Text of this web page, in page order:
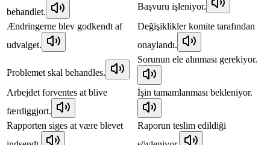
behandlet.
Başvuru işleniyor.
Ændringerne blev godkendt af
udvalget.
Değişiklikler komite tarafından
onaylandı.
Problemet skal behandles.
Sorunun ele alınması gerekiyor.
Arbejdet forventes at blive
færdiggjort.
İşin tamamlanması bekleniyor.
Rapporten siges at være blevet
Raporun teslim edildiği